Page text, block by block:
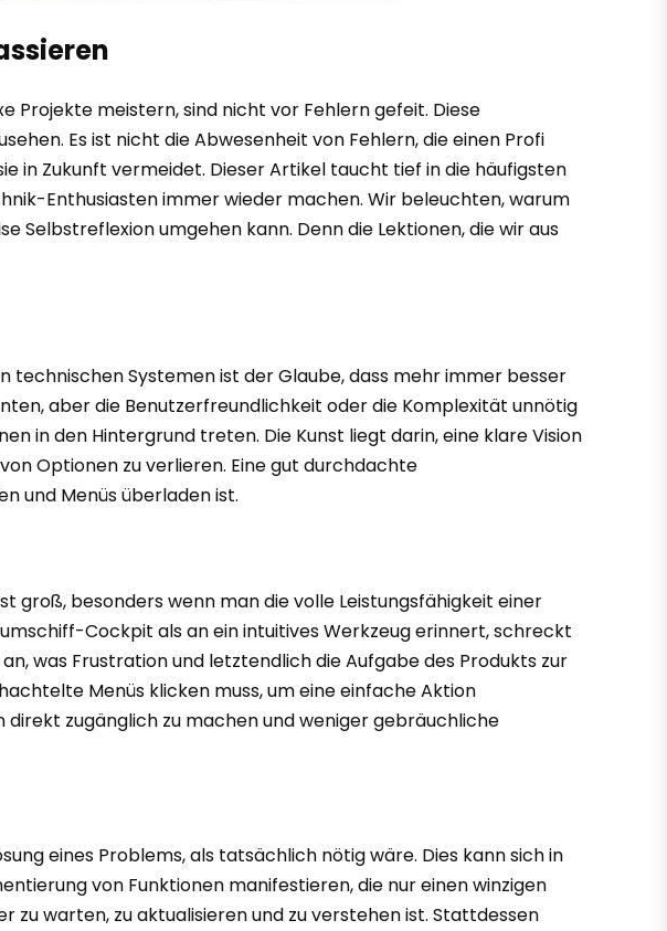
Projekte meistern, sind nicht vor Fehlern gefeit. Diese
Es ist nicht die Abwesenheit von Fehlern, die einen Profi
in Zukunft vermeidet. Dieser Artikel taucht tief in die häufigsten
Enthusiasten immer wieder machen. Wir beleuchten, warum
Selbstreflexion umgehen kann. Denn die Lektionen, die wir aus
technischen Systemen ist der Glaube, dass mehr immer besser
aber die Benutzerfreundlichkeit oder die Komplexität unnötig
in den Hintergrund treten. Die Kunst liegt darin, eine klare Vision
Optionen zu verlieren. Eine gut durchdachte
und Menüs überladen ist.
groß, besonders wenn man die volle Leistungsfähigkeit einer
Cockpit als an ein intuitives Werkzeug erinnert, schreckt
was Frustration und letztendlich die Aufgabe des Produkts zur
Menüs klicken muss, um eine einfache Aktion
direkt zugänglich zu machen und weniger gebräuchliche
eines Problems, als tatsächlich nötig wäre. Dies kann sich in
von Funktionen manifestieren, die nur einen winzigen
zu warten, zu aktualisieren und zu verstehen ist. Stattdessen